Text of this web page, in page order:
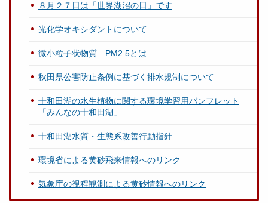
８月２７日は「世界湖沼の日」です
光化学オキシダントについて
微小粒子状物質 PM2.5とは
秋田県公害防止条例に基づく排水規制について
十和田湖の水生植物に関する環境学習用パンフレット
「みんなの十和田湖」
十和田湖水質・生態系改善行動指針
環境省による黄砂飛来情報へのリンク
気象庁の視程観測による黄砂情報へのリンク